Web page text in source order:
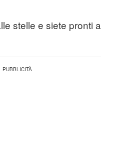
stelle e siete pronti a